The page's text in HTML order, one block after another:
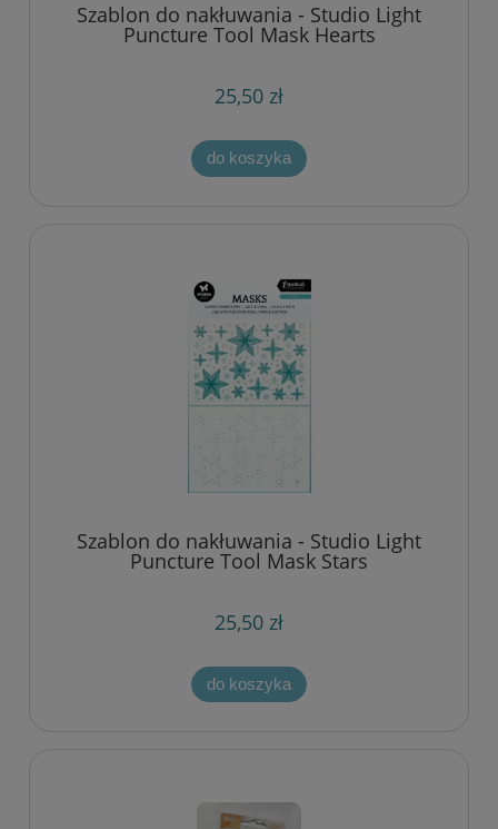
Szablon do nakłuwania - Studio Light
Puncture Tool Mask Hearts
25,50 zł
do koszyka
Szablon do nakłuwania - Studio Light
Puncture Tool Mask Stars
25,50 zł
do koszyka